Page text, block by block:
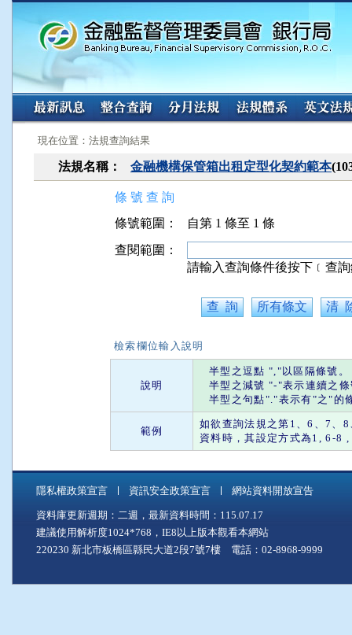
:::
現在位置：法規查詢結果
法規名稱： 金融機構保管箱出租定型化契約範本
條 號 查 詢
條號範圍：
自第 1 條至 1 條
查閱範圍：
請輸入查詢條件後按下﹝查
檢索欄位輸入說明
說明
半型之 逗點 ","以區隔條號。
半型之 減號 "-"表示連續之
半型之 句點"."表示有"之"的
範例
如欲查詢法規之第1、6、7、
資料時，其設定方式為1, 6-8
隱私權政策宣言 資訊安全政策宣言 網站資料開放宣告
資料庫更新週期：二週，最新資料時間：115.07.17
建議使用解析度1024*768，IE8以上版本觀看本網站
220230 新北市板橋區縣民大道2段7號7樓 電話：02-8968-9999